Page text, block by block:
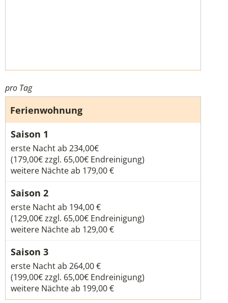
pro Tag
Ferienwohnung
erste Nacht ab 234,00€
(179,00€ zzgl. 65,00€ Endreinigung)
weitere Nächte ab 179,00 €
erste Nacht ab 194,00 €
(129,00€ zzgl. 65,00€ Endreinigung)
weitere Nächte ab 129,00 €
erste Nacht ab 264,00 €
(199,00€ zzgl. 65,00€ Endreinigung)
weitere Nächte ab 199,00 €